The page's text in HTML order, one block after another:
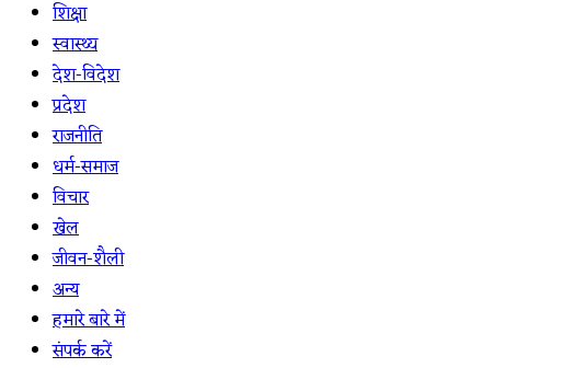
शिक्षा
स्वास्थ्य
देश-विदेश
प्रदेश
राजनीति
धर्म-समाज
विचार
खेल
जीवन-शैली
अन्य
हमारे बारे में
संपर्क करें